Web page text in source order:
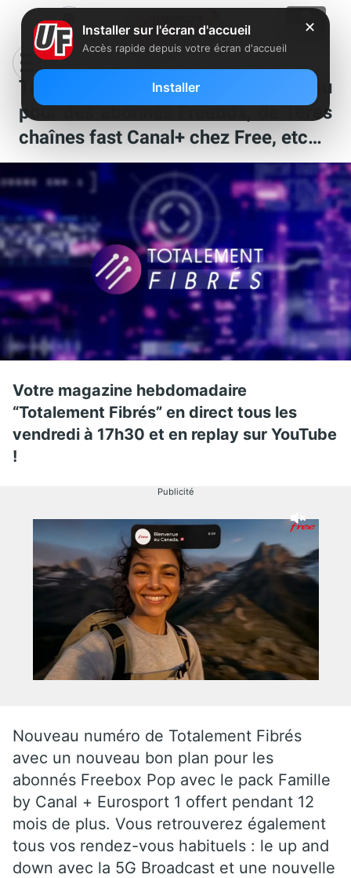
Totalement fibrés : beau cadeau
pour des abonnés Freebox, de 1ères
chaînes fast Canal+ chez Free, etc…
Votre magazine hebdomadaire
“Totalement Fibrés” en direct tous les
vendredi à 17h30 et en replay sur YouTube
!
Publicité
Nouveau numéro de Totalement Fibrés
avec un nouveau bon plan pour les
abonnés Freebox Pop avec le pack Famille
by Canal + Eurosport 1 offert pendant 12
mois de plus. Vous retrouverez également
tous vos rendez-vous habituels : le up and
down avec la 5G Broadcast et une nouvelle
✕
Installer sur l'écran d'accueil
Accès rapide depuis votre écran d'accueil
Installer